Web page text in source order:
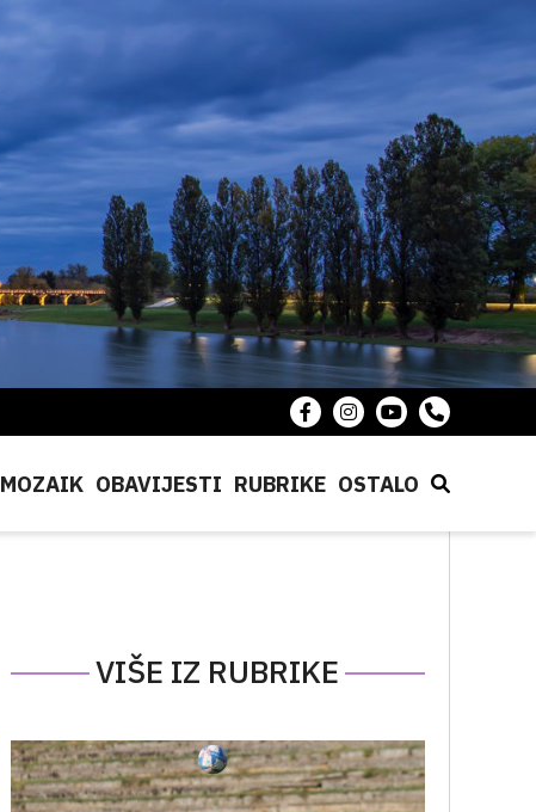
MOZAIK OBAVIJESTI RUBRIKE OSTALO
VIŠE IZ RUBRIKE